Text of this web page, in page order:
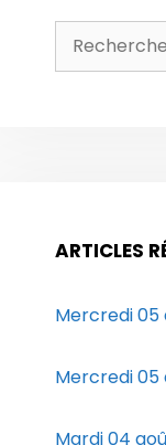
Rechercher :
ARTICLES
Mercredi 05
Mercredi 05
Mardi 04